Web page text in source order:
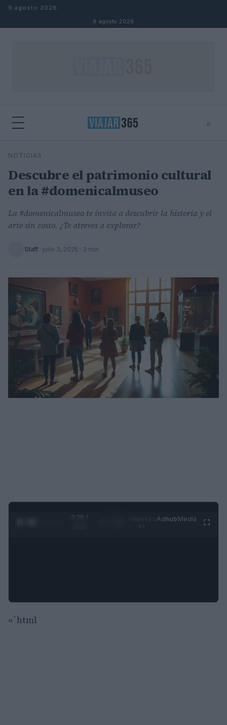
Saltar al contenido
9 agosto 2026
9 agosto 2026
⌕
Buscar
NOTICIAS
Descubre el patrimonio cultural
en la #domenicalmuseo
La #domenicalmuseo te invita a descubrir la historia y el
arte sin costo. ¿Te atreves a explorar?
Staff · julio 3, 2025 · 3 min
0:29 /
Adhub Media
«`html